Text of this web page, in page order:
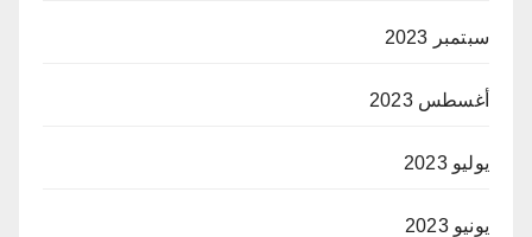
سبتمبر 2023
أغسطس 2023
يوليو 2023
يونيو 2023